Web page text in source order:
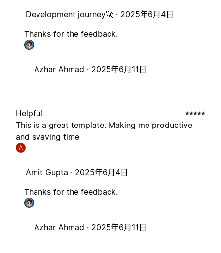
Development journey🚀 · 2025年6月4日
Thanks for the feedback.
Azhar Ahmad · 2025年6月11日
Helpful
This is a great template. Making me productive
and svaving time
A
Amit Gupta · 2025年6月4日
Thanks for the feedback.
Azhar Ahmad · 2025年6月11日